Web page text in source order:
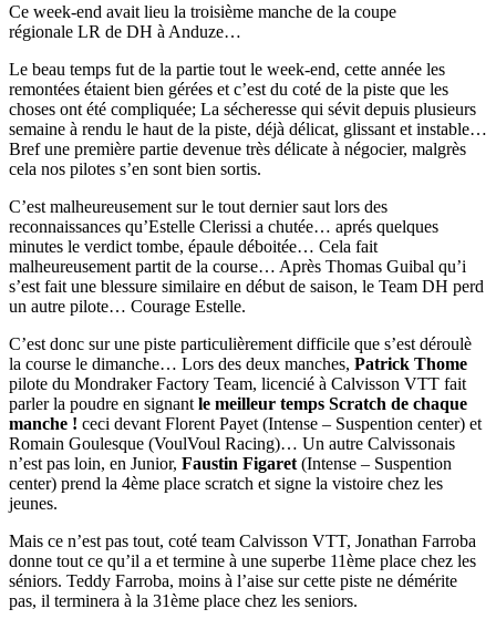
Ce week-end avait lieu la troisième manche de la coupe
régionale LR de DH à Anduze…
Le beau temps fut de la partie tout le week-end, cette année les
remontées étaient bien gérées et c’est du coté de la piste que les
choses ont été compliquée; La sécheresse qui sévit depuis plusieurs
semaine à rendu le haut de la piste, déjà délicat, glissant et instable…
Bref une première partie devenue très délicate à négocier, malgrès
cela nos pilotes s’en sont bien sortis.
C’est malheureusement sur le tout dernier saut lors des
reconnaissances qu’Estelle Clerissi a chutée… aprés quelques
minutes le verdict tombe, épaule déboitée… Cela fait
malheureusement partit de la course… Après Thomas Guibal qu’i
s’est fait une blessure similaire en début de saison, le Team DH perd
un autre pilote… Courage Estelle.
C’est donc sur une piste particulièrement difficile que s’est déroulè
la course le dimanche… Lors des deux manches, Patrick Thome
pilote du Mondraker Factory Team, licencié à Calvisson VTT fait
parler la poudre en signant le meilleur temps Scratch de chaque
manche ! ceci devant Florent Payet (Intense – Suspention center) et
Romain Goulesque (VoulVoul Racing)… Un autre Calvissonais
n’est pas loin, en Junior, Faustin Figaret (Intense – Suspention
center) prend la 4ème place scratch et signe la vistoire chez les
jeunes.
Mais ce n’est pas tout, coté team Calvisson VTT, Jonathan Farroba
donne tout ce qu’il a et termine à une superbe 11ème place chez les
séniors. Teddy Farroba, moins à l’aise sur cette piste ne démérite
pas, il terminera à la 31ème place chez les seniors.